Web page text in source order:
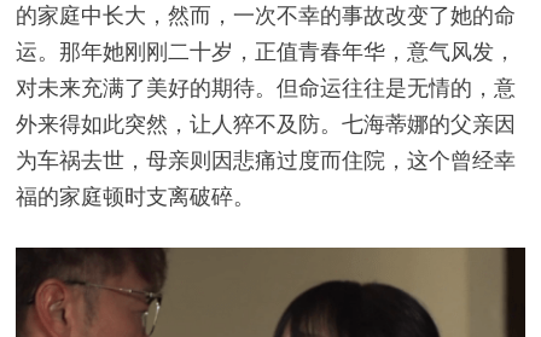
的家庭中长大，然而，一次不幸的事故改变了她的命
运。那年她刚刚二十岁，正值青春年华，意气风发，
对未来充满了美好的期待。但命运往往是无情的，意
外来得如此突然，让人猝不及防。七海蒂娜的父亲因
为车祸去世，母亲则因悲痛过度而住院，这个曾经幸
福的家庭顿时支离破碎。